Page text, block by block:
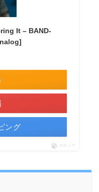
It – BAND-
ング
ポチップ